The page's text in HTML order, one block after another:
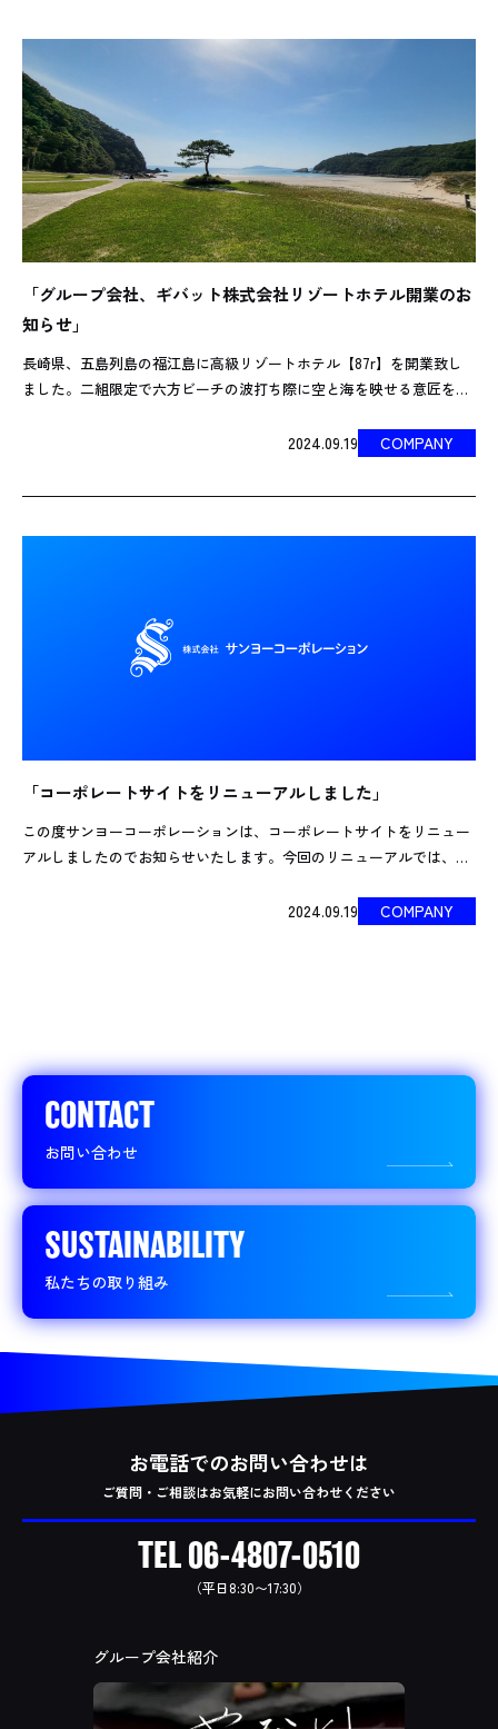
「グループ会社、ギバット株式会社リゾートホテル開業のお
知らせ」
長崎県、五島列島の福江島に高級リゾートホテル【87r】を開業致し
ました。二組限定で六方ビーチの波打ち際に空と海を映せる意匠をつ
2024.09.19 COMPANY
「コーポレートサイトをリニューアルしました」
この度サンヨーコーポレーションは、コーポレートサイトをリニュー
アルしましたのでお知らせいたします。今回のリニューアルでは、よ
報を分かりやすくお伝えできるような […]2024.09.19 COMPANY
CONTACT
お問い合わせ
SUSTAINABILITY
私たちの取り組み
お電話でのお問い合わせは
ご質問・ご相談はお気軽にお問い合わせください
TEL06-4807-0510
（平日8:30〜17:30）
グループ会社紹介